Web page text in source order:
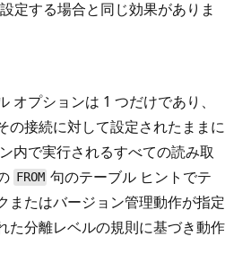
定する場合と同じ効果がありま
オプションは 1 つだけであり、
の接続に対して設定されたままに
内で実行されるすべての読み取
FROM 句のテーブル ヒントでテ
またはバージョン管理動作が指定
た分離レベルの規則に基づき動作